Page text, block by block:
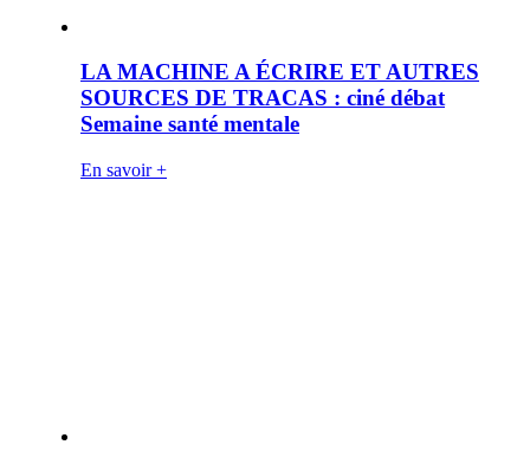
LA MACHINE A ÉCRIRE ET AUTRES
SOURCES DE TRACAS : ciné débat
Semaine santé mentale
En savoir +